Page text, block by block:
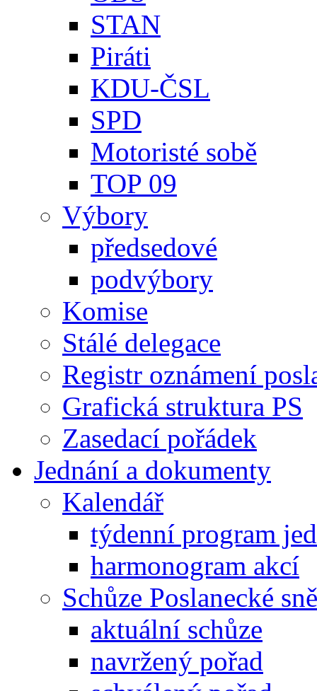
STAN
Piráti
KDU-ČSL
SPD
Motoristé sobě
TOP 09
Výbory
předsedové
podvýbory
Komise
Stálé delegace
Registr oznámení
Grafická struktura PS
Zasedací pořádek
Jednání a dokumenty
Kalendář
týdenní program
harmonogram akcí
Schůze Poslanecké
aktuální schůze
navržený pořad